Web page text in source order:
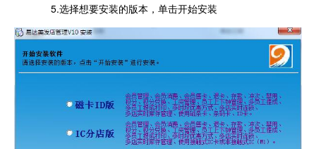
5.选择想要安装的版本，单击开始安装